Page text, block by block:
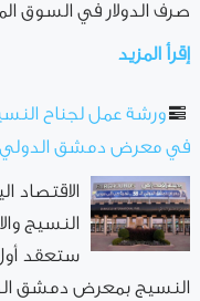
صرف الدولار في السوق
إقرأ المزيد
ورشة عمل لجناح
في معرض دمشق الدولي
الاقتصاد
النسيج
ستعقد
النسيج بمعرض دمشق